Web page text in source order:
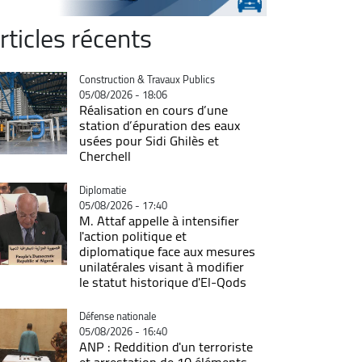
récents
Catégorie
Construction & Travaux Publics
05/08/2026 - 18:06
Réalisation en cours d’une
station d’épuration des eaux
usées pour Sidi Ghilès et
Cherchell
Catégorie
Diplomatie
05/08/2026 - 17:40
M. Attaf appelle à intensifier
l'action politique et
diplomatique face aux mesures
unilatérales visant à modifier
le statut historique d'El-Qods
Catégorie
Défense nationale
05/08/2026 - 16:40
ANP : Reddition d'un terroriste